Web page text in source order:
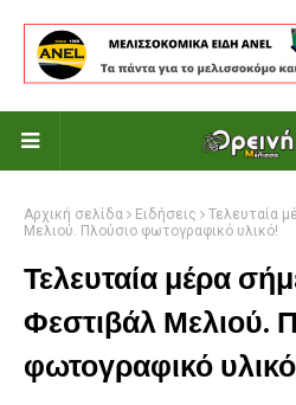
Αρχική σελίδα Ειδήσεις
Τελευταία
Μελιού. Πλούσιο φωτογραφικό υλικό!
Τελευταία μέρα
Φεστιβάλ Μελιού.
φωτογραφικό